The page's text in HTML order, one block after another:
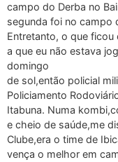
campo do Derba no
segunda foi no campo
Entretanto, o que
a que eu não estava
domingo
de sol,então policial
Policiamento
Itabuna. Numa
e cheio de saúde,me
Clube,era o time de
vença o melhor em